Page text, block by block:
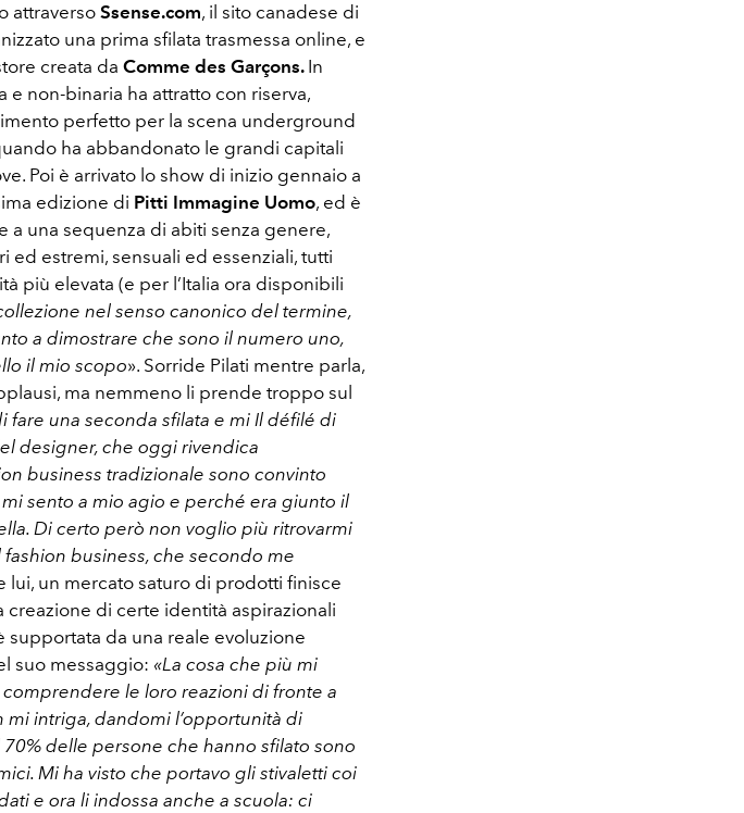
attraverso Ssense.com, il sito canadese di
una prima sfilata trasmessa online, e
creata da Comme des Garçons. In
non-binaria ha attratto con riserva,
perfetto per la scena underground
ha abbandonato le grandi capitali
Poi è arrivato lo show di inizio gennaio a
edizione di Pitti Immagine Uomo, ed è
a una sequenza di abiti senza genere,
ed estremi, sensuali ed essenziali, tutti
più elevata (e per l’Italia ora disponibili
nel senso canonico del termine,
a dimostrare che sono il numero uno,
il mio scopo». Sorride Pilati mentre parla,
ma nemmeno li prende troppo sul
fare una seconda sfilata e mi Il défilé di
designer, che oggi rivendica
business tradizionale sono convinto
sento a mio agio e perché era giunto il
Di certo però non voglio più ritrovarmi
business, che secondo me
lui, un mercato saturo di prodotti finisce
di certe identità aspirazionali
supportata da una reale evoluzione
suo messaggio: «La cosa che più mi
le loro reazioni di fronte a
mi intriga, dandomi l’opportunità di
delle persone che hanno sfilato sono
Mi ha visto che portavo gli stivaletti coi
e ora li indossa anche a scuola: ci